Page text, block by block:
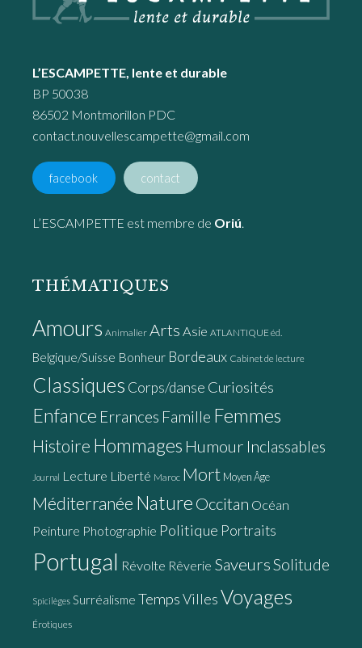
L’ESCAMPETTE, lente et durable
BP 50038
86502 Montmorillon PDC
contact.nouvellescampette@gmail.com
facebook contact
L’ESCAMPETTE est membre de Oriú
THÉMATIQUES
Amours Animalier Arts Asie ATLANTIQUE éd.
Belgique/Suisse Bonheur Bordeaux Cabinet de lecture
Classiques Corps/danse Curiosités
Enfance Errances Famille Femmes
Histoire Hommages Humour Inclassables
Journal Lecture Liberté Maroc Mort Moyen Âge
Méditerranée Nature Occitan Océan
Peinture Photographie Politique Portraits
Portugal Révolte Rêverie Saveurs Solitude
Spicilèges Surréalisme TempsVillesVoyages
Érotiques